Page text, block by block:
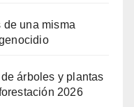
de una misma
árboles y plantas
2026